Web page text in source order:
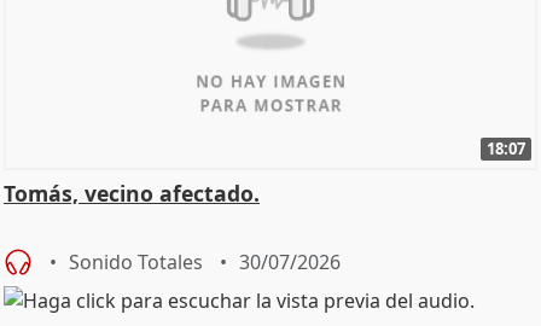
18:07
Tomás, vecino afectado.
Sonido Totales 30/07/2026